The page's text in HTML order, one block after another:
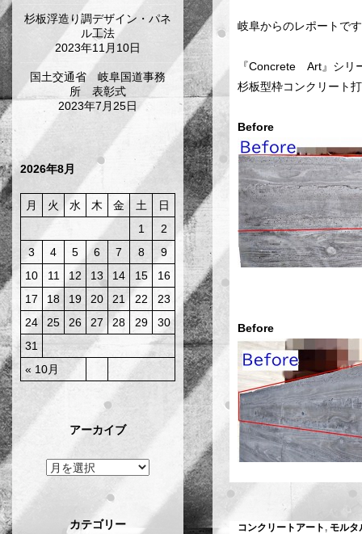
杉板浮造り調デザイン・パネ
ル工法
2023年11月10日
国土交通省 岐阜国道事務
所 表彰式
2023年7月25日
2026年8月
月 火 水 木 金 土 日
« 10月
1
2
3
4 5 6 7 8
9
10
11 12 13 14 15
16
17
18 19 20 21 22
23
24
25 26 27 28 29
30
31
アーカイブ
カテゴリー
岐阜からのレポートで
『Concrete Art』シリ
杉板型枠コンクリート
コンクリートアート , モル